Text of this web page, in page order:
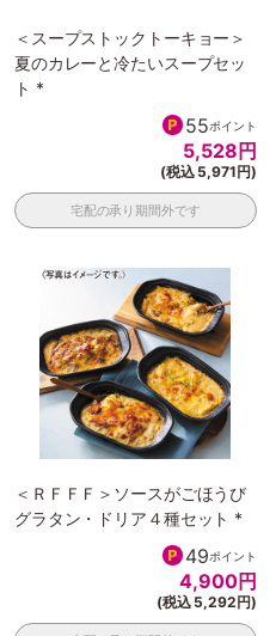
＜スープストックトーキョー＞
夏のカレーと冷たいスープセッ
ト *
55ポイント
5,528 円
(税込 5,971円)
宅配の承り期間外です
＜ＲＦＦＦ＞ソースがごほうび
グラタン・ドリア４種セット *
49ポイント
4,900円
(税込 5,292円)